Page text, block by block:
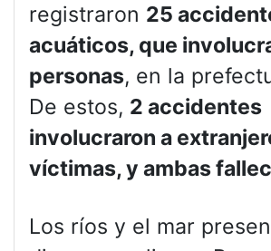
registraron 25
acuáticos, que
personas, en la
De estos, 2 accidentes
involucraron a
víctimas, y ambas
Los ríos y el mar